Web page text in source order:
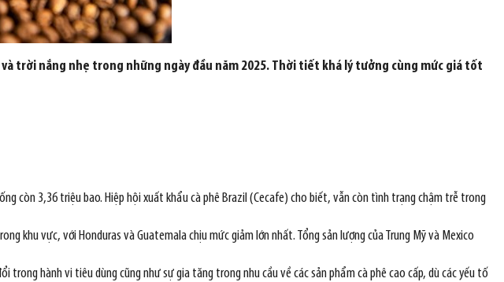
trời nắng nhẹ trong những ngày đầu năm 2025. Thời tiết khá lý tưởng cùng mức giá tốt
còn 3,36 triệu bao. Hiệp hội xuất khẩu cà phê Brazil (Cecafe) cho biết, vẫn còn tình trạng chậm trễ trong
khu vực, với Honduras và Guatemala chịu mức giảm lớn nhất. Tổng sản lượng của Trung Mỹ và Mexico
hành vi tiêu dùng cũng như sự gia tăng trong nhu cầu về các sản phẩm cà phê cao cấp, dù các yếu tố